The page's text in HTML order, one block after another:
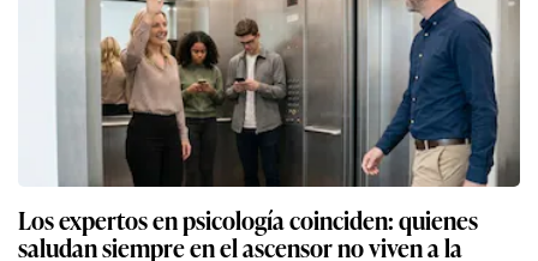
Los expertos en psicología coinciden: quienes
saludan siempre en el ascensor no viven a la